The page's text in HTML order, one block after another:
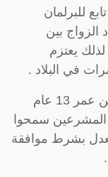
للبرلمان
الزواج بين
يعتزم
في البلاد .
فالقانون الإيراني الحالي يسمح للفتاة من عمر 13 عام
إلا أن المشرعين سمحوا
بشرط موافقة